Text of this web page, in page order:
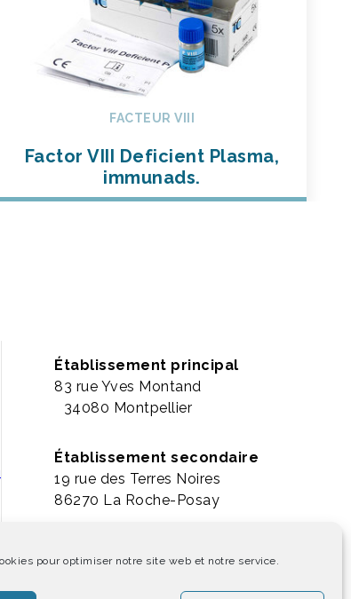
pour optimiser notre site web et notre service.
FACTEUR VIII
Factor VIII Deficient Plasma,
immunads.
Établissement principal
83 rue Yves Montand
34080 Montpellier
Établissement secondaire
19 rue des Terres Noires
86270 La Roche-Posay